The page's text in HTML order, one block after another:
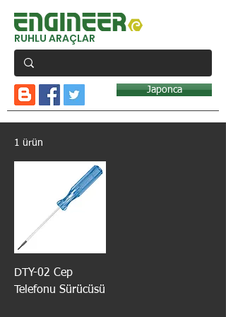
RUHLU ARAÇLAR
Japonca
1 ürün
DTY-02 Cep
Telefonu Sürücüsü